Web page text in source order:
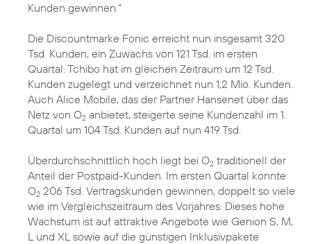
Kunden gewinnen."
Die Discountmarke Fonic erreicht nun insgesamt 320
Tsd. Kunden, ein Zuwachs von 121 Tsd. im ersten
Quartal. Tchibo hat im gleichen Zeitraum um 12 Tsd.
Kunden zugelegt und verzeichnet nun 1,2 Mio. Kunden.
Auch Alice Mobile, das der Partner Hansenet über das
Netz von O2 anbietet, steigerte seine Kundenzahl im 1.
Quartal um 104 Tsd. Kunden auf nun 419 Tsd.
Überdurchschnittlich hoch liegt bei O2 traditionell der
Anteil der Postpaid-Kunden. Im ersten Quartal konnte
O2 206 Tsd. Vertragskunden gewinnen, doppelt so viele
wie im Vergleichszeitraum des Vorjahres. Dieses hohe
Wachstum ist auf attraktive Angebote wie Genion S, M,
L und XL sowie auf die günstigen Inklusivpakete